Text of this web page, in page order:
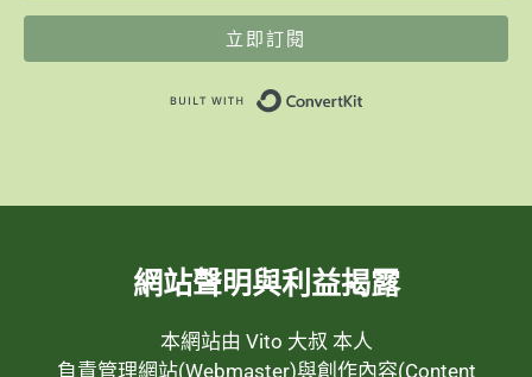
立即訂閱
網站聲明與利益揭露
本網站由 Vito 大叔 本人
負責管理網站(Webmaster)與創作內容(Content